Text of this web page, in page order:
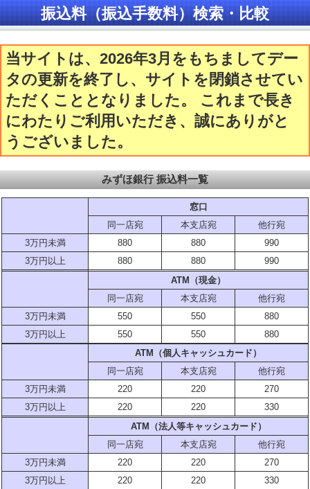
振込料（振込手数料）検索・比較
当サイトは、2026年3月をもちましてデー
タの更新を終了し、サイトを閉鎖させてい
ただくこととなりました。 これまで長き
にわたりご利用いただき、誠にありがと
うございました。
みずほ銀行 振込料一覧
窓口
同一店宛
本支店宛
他行宛
3万円未満
880 880
990
3万円以上
880 880
990
ATM（現金）
同一店宛
本支店宛
他行宛
3万円未満
550 550
880
3万円以上
550 550
880
ATM（個人キャッシュカード）
同一店宛
本支店宛
他行宛
3万円未満
220 220
270
3万円以上
220 220
330
ATM（法人等キャッシュカード）
同一店宛
本支店宛
他行宛
3万円未満
220 220
270
3万円以上
220 220
330